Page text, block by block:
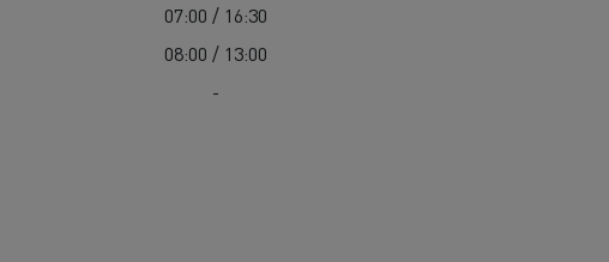
07:00 / 16:30
08:00 / 13:00
-